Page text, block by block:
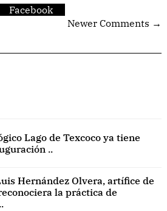
Facebook
Newer Comments →
Lago de Texcoco ya tiene
..
Hernández Olvera, artífice de
la práctica de